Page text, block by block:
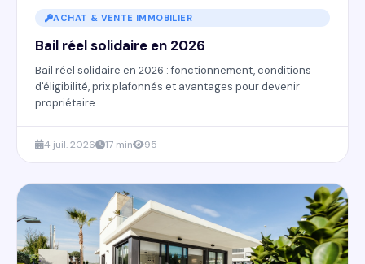
ACHAT & VENTE IMMOBILIER
Bail réel solidaire en 2026
Bail réel solidaire en 2026 : fonctionnement, conditions
d'éligibilité, prix plafonnés et avantages pour devenir
propriétaire.
4 juil. 2026 17 min 95